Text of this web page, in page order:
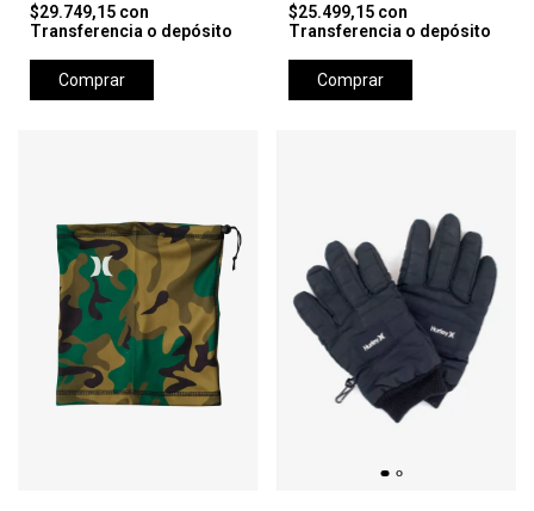
$29.749,15 con
Transferencia o depósito
Comprar
$25.499,15 con
Transferencia o depósito
Comprar